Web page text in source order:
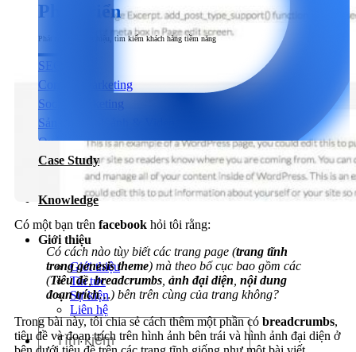
Phát triển
Phát triển thương hiệu, tìm kiếm khách hàng tiềm năng
SEO
Content Marketing
Social Marketing
Sản xuất hình ảnh & Video
Quảng cáo trả phí
Dịch vụ chăm sóc website
Case Study
Knowledge
Giới thiệu
Giới thiệu
Tin tức
Sự kiện
Liên hệ
Có một bạn trên facebook hỏi tôi rằng:
Có cách nào tùy biết các trang page (trang tĩnh
trong genesis theme) mà theo bố cục bao gồm các
(Tiêu đề,breadcrumbs ảnh đại diện nội dung
đoạn trích…) bên trên cùng của trang không?
Trong bài này, tôi chia sẻ cách thêm một phần có breadcrumbs,
tiêu đề và đoạn trích trên hình ảnh bên trái và hình ảnh đại diện ở